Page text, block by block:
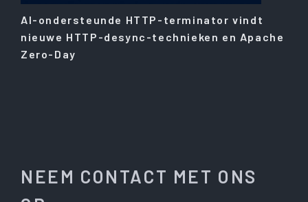
AI-ondersteunde HTTP-terminator vindt
nieuwe HTTP-desync-technieken en Apache
Zero-Day
NEEM CONTACT MET ONS